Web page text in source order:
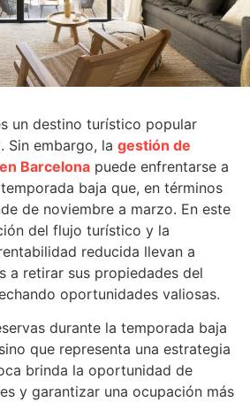
un destino turístico popular
Sin embargo, la gestión de
Barcelona puede enfrentarse a
baja que, en términos
de noviembre a marzo. En este
del flujo turístico y la
reducida llevan a
a retirar sus propiedades del
oportunidades valiosas.
durante la temporada baja
que representa una estrategia
brinda la oportunidad de
y garantizar una ocupación más